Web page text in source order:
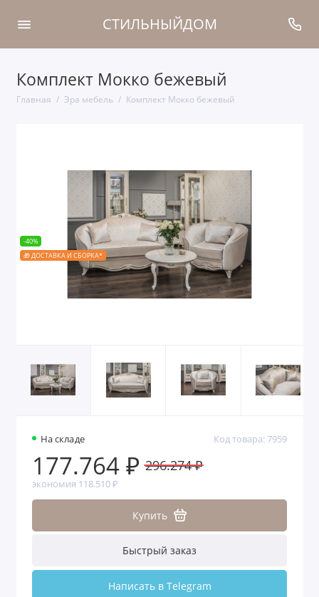
СТИЛЬНЫЙДОМ
Комплект Мокко бежевый
Главная Эра мебель Комплект Мокко бежевый
-40%
🎁 ДОСТАВКА И СБОРКА*
На складе Код товара: 7959
177.764 ₽ 296.274 ₽
экономия 118.510 ₽
Купить
Быстрый заказ
Написать в Telegram